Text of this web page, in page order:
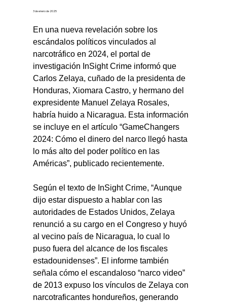
3 de enero de 2025
En una nueva revelación sobre los
escándalos políticos vinculados al
narcotráfico en 2024, el portal de
investigación InSight Crime informó que
Carlos Zelaya, cuñado de la presidenta de
Honduras, Xiomara Castro, y hermano del
expresidente Manuel Zelaya Rosales,
habría huido a Nicaragua. Esta información
se incluye en el artículo “GameChangers
2024: Cómo el dinero del narco llegó hasta
lo más alto del poder político en las
Américas”, publicado recientemente.
Según el texto de InSight Crime, “Aunque
dijo estar dispuesto a hablar con las
autoridades de Estados Unidos, Zelaya
renunció a su cargo en el Congreso y huyó
al vecino país de Nicaragua, lo cual lo
puso fuera del alcance de los fiscales
estadounidenses”. El informe también
señala cómo el escandaloso “narco video”
de 2013 expuso los vínculos de Zelaya con
narcotraficantes hondureños, generando